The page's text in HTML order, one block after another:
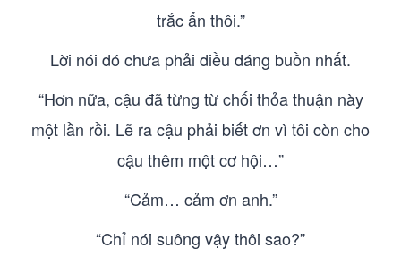
trắc ẩn thôi.”
Lời nói đó chưa phải điều đáng buồn nhất.
“Hơn nữa, cậu đã từng từ chối thỏa thuận này
một lần rồi. Lẽ ra cậu phải biết ơn vì tôi còn cho
cậu thêm một cơ hội…”
“Cảm… cảm ơn anh.”
“Chỉ nói suông vậy thôi sao?”